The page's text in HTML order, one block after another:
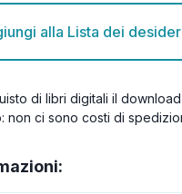
alla Lista dei
di libri digitali il
non ci sono costi di